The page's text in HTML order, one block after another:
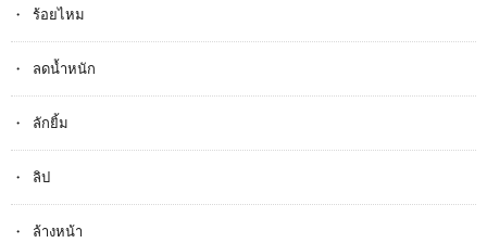
ร้อยไหม
ลดน้ำหนัก
ลักยิ้ม
ลิป
ล้างหน้า